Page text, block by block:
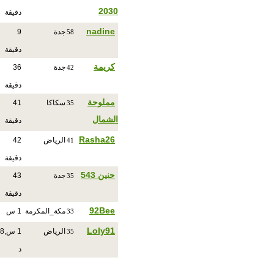
2030
دقيقة
nadine
58جدة 9
دقيقة
كريمة 42جدة 36
دقيقة
مملوحة
الشمال
35 سكاكا 41
دقيقة
Rasha26
41 الرياض 42
دقيقة
حنين 543 35جدة 43
دقيقة
92Bee
33مكة_المكرمة 1 س
Loly91
35 الرياض 1 س,8
د